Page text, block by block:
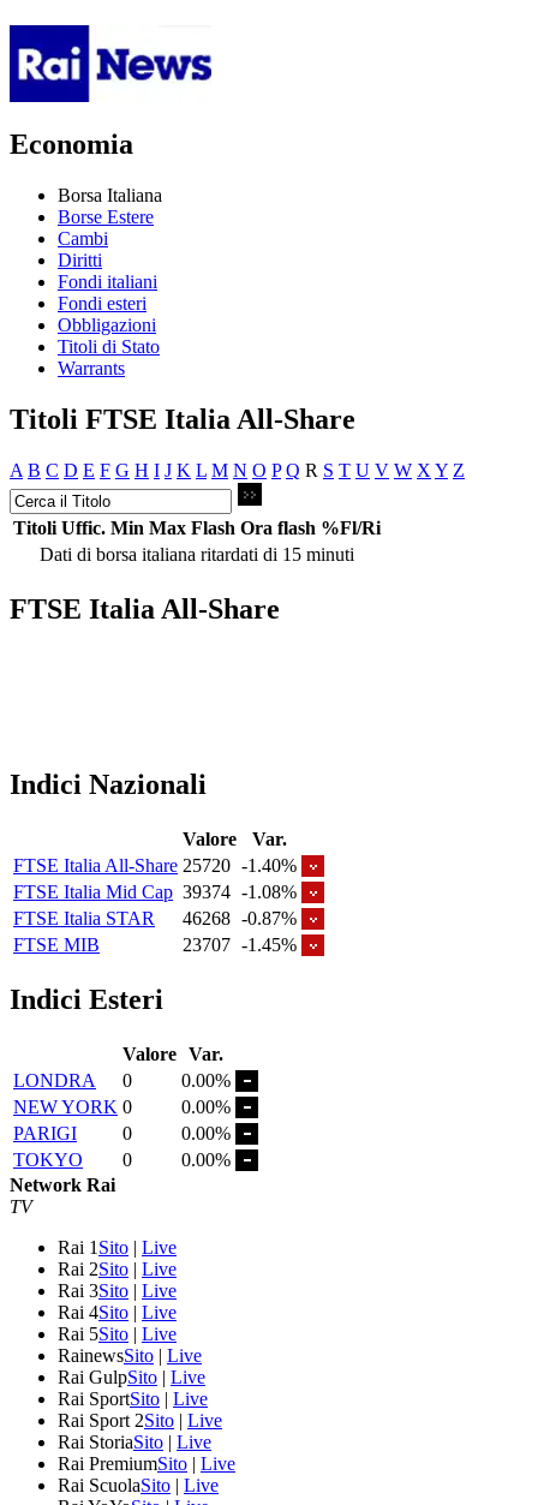
Economia
Borsa Italiana
Borse Estere
Cambi
Diritti
Fondi italiani
Fondi esteri
Obbligazioni
Titoli di Stato
Warrants
Titoli FTSE Italia All-Share
A B C D E F G H I J K L M N O P Q R S T U V W X Y Z
Titoli Uffic. Min Max Flash Ora flash %Fl/Ri
Dati di borsa italiana ritardati di 15 minuti
FTSE Italia All-Share
Indici Nazionali
Valore
Var.
FTSE Italia All-Share 25720 -1.40%
FTSE Italia Mid Cap 39374 -1.08%
FTSE Italia STAR
46268 -0.87%
FTSE MIB
23707 -1.45%
Indici Esteri
Valore Var.
LONDRA
0
0.00%
NEW YORK 0
0.00%
PARIGI
0
0.00%
TOKYO
0
0.00%
Network Rai
TV
Rai 1 Sito | Live
Rai 2Sito | Live
Rai 3Sito | Live
Rai 4Sito | Live
Rai 5Sito | Live
RainewsSito | Live
Rai GulpSito | Live
Rai SportSito | Live
Rai Sport 2Sito | Live
Rai StoriaSito | Live
Rai PremiumSito | Live
Rai ScuolaSito | Live